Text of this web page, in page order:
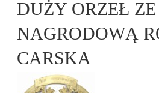
DUŻY ORZEŁ
NAGRODOWĄ
CARSKA